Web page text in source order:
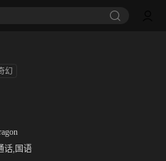
幻
话,国语